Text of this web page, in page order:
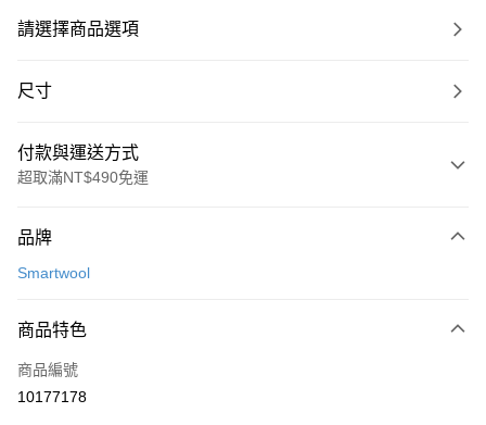
請選擇商品選項
尺寸
付款與運送方式
超取滿NT$490免運
信用卡一次付款
3 期 0 利率 每期
合作金庫商業銀行
上海商業儲蓄銀行
超商取貨付款
LINE Pay
品牌
Smartwool
商品特色
商品編號
10177178